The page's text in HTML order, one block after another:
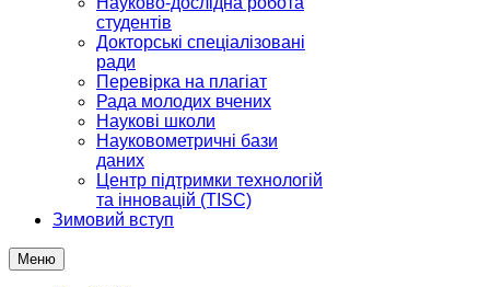
студентів
Докторські спеціалізовані
ради
Перевірка на плагіат
Рада молодих вчених
Наукові школи
Науковометричні бази
даних
Центр підтримки технологій
та інновацій (TISC)
Зимовий вступ
Меню